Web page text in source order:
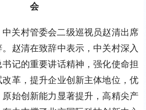
会
关村管委会二级巡视员赵清出席
赵清在致辞中表示，中关村深入
记的重要讲话精神，强化使命担
革，提升企业创新主体地位，优
始创新能力显著提升，高精尖产